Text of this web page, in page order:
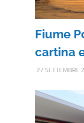
Fiume
cartina
27 SETTEMBRE